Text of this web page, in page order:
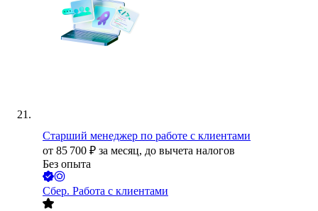
Старший менеджер по работе с клиентами
от 85 700 ₽ за месяц, до вычета налогов
Без опыта
Сбер. Работа с клиентами